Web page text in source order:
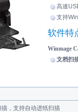
高速
支持
软件特
Winmage
文档扫
，支持自动进纸扫描